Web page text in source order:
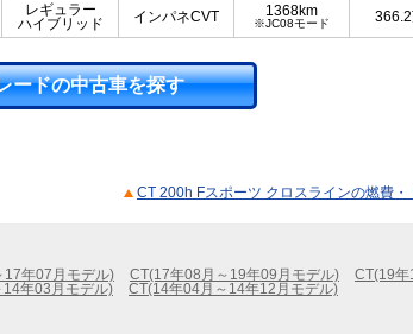
レギュラー
ハイブリッド
インパネCVT 1368km
※JC08モード 366.2
ードの中古車を探す
CT 200h Fスポーツ クロスラインの燃費・
17年07月モデル) CT(17年08月～19年09月モデル)
CT(19年
年03月モデル)
CT(14年04月～14年12月モデル)